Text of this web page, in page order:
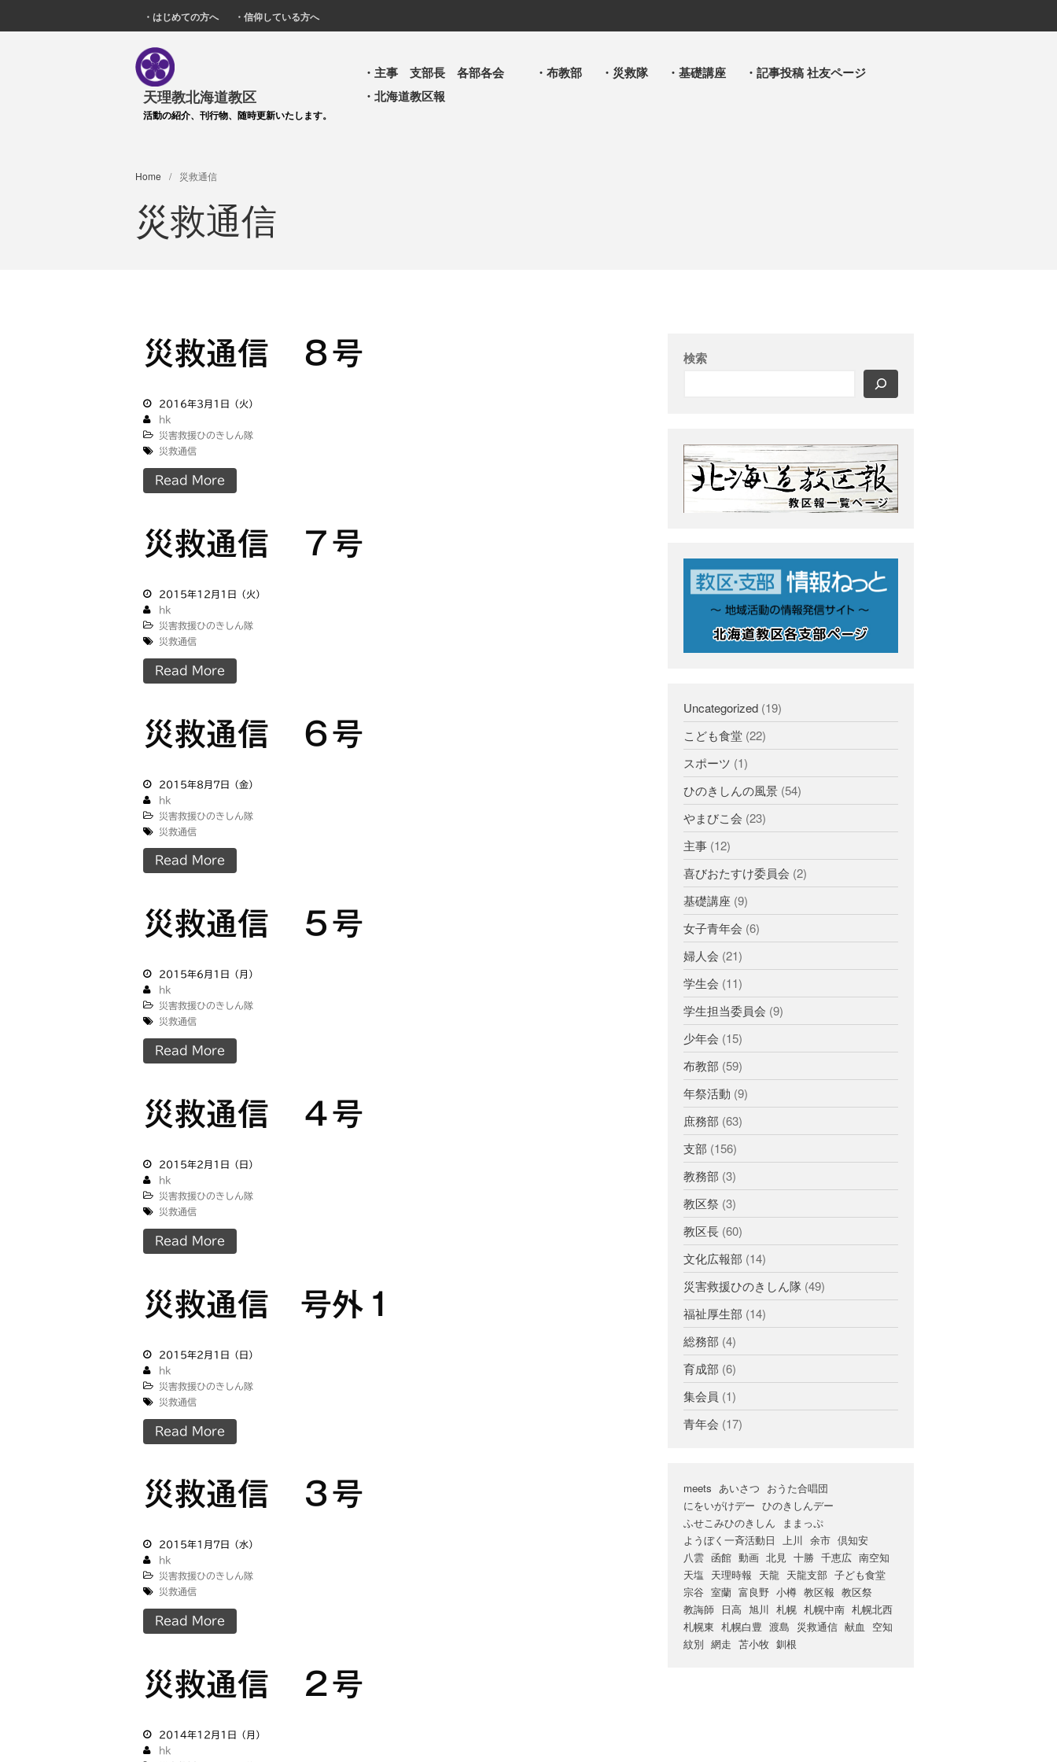
ィバルに出演
札幌東支部・婦人会合同総会
ん
カテゴリー
ん
ままっぷ
函館
千恵広
天理時報
札幌北西
札幌白豊
・はじめての方へ ・信仰している方へ
天理教北海道教区
活動の紹介、刊行物、随時更新いたします。
・主事 支部長 各部各会 ・布教部 ・災救隊 ・基礎講座
・記事投稿 社友ページ
・北海道教区報
Home / 災救通信
災救通信
災救通信 ８号
2016年3月1日（火）
hk
災害救援ひのきしん隊
災救通信
Read More
災救通信 ７号
2015年12月1日（火）
hk
災害救援ひのきしん隊
災救通信
Read More
災救通信 ６号
2015年8月7日（金）
hk
災害救援ひのきしん隊
災救通信
Read More
災救通信 ５号
2015年6月1日（月）
hk
災害救援ひのきしん隊
災救通信
Read More
災救通信 ４号
2015年2月1日（日）
hk
災害救援ひのきしん隊
災救通信
Read More
災救通信 号外１
2015年2月1日（日）
hk
災害救援ひのきしん隊
災救通信
Read More
災救通信 ３号
2015年1月7日（水）
hk
災害救援ひのきしん隊
災救通信
Read More
災救通信 ２号
2014年12月1日（月）
hk
検索
Uncategorized(19)
こども食堂(22)
スポーツ (1)
ひのきしんの風景(54)
やまびこ会 (23)
主事(12)
喜びおたすけ委員会 (2)
基礎講座 (9)
女子青年会 (6)
婦人会 (21)
学生会 (11)
学生担当委員会 (9)
少年会 (15)
布教部 (59)
年祭活動 (9)
庶務部 (63)
支部 (156)
教務部 (3)
教区祭 (3)
教区長(60)
文化広報部 (14)
災害救援ひのきしん隊(49)
福祉厚生部 (14)
総務部 (4)
育成部 (6)
集会員 (1)
青年会 (17)
meets あいさつ おうた合唱団
にをいがけデー ひのきしんデー
ふせこみひのきしん
ままっぷ
ようぼく一斉活動日
上川 余市 倶知安
八雲 函館 動画 北見 十勝 千恵広 南空知
天塩 天理時報 天龍 天龍支部 子ども食堂
宗谷 室蘭 富良野 小樽 教区報 教区祭
教誨師
日高 旭川 札幌 札幌中南 札幌北西
札幌東 札幌白豊 渡島 災救通信 献血
空知
紋別 網走 苫小牧 釧根